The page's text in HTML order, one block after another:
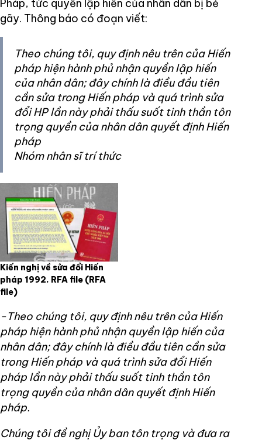
Pháp, tức quyền lập hiến của nhân dân bị bẻ
gãy. Thông báo có đoạn viết:
Theo chúng tôi, quy định nêu trên của Hiến
pháp hiện hành phủ nhận quyền lập hiến
của nhân dân; đây chính là điều đầu tiên
cần sửa trong Hiến pháp và quá trình sửa
đổi HP lần này phải thấu suốt tinh thần tôn
trọng quyền của nhân dân quyết định Hiến
pháp
Nhóm nhân sĩ trí thức
Kiến nghị về sửa đổi Hiến
pháp 1992. RFA file (RFA
file)
-Theo chúng tôi, quy định nêu trên của Hiến
pháp hiện hành phủ nhận quyền lập hiến của
nhân dân; đây chính là điều đầu tiên cần sửa
trong Hiến pháp và quá trình sửa đổi Hiến
pháp lần này phải thấu suốt tinh thần tôn
trọng quyền của nhân dân quyết định Hiến
pháp.
Chúng tôi đề nghị Ủy ban tôn trọng và đưa ra